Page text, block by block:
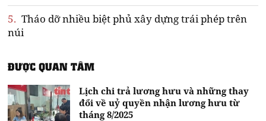
5. Tháo dỡ nhiều biệt phủ xây dựng trái phép trên
núi
ĐƯỢC QUAN TÂM
Lịch chi trả lương hưu và những thay
đổi về uỷ quyền nhận lương hưu từ
tháng 8/2025